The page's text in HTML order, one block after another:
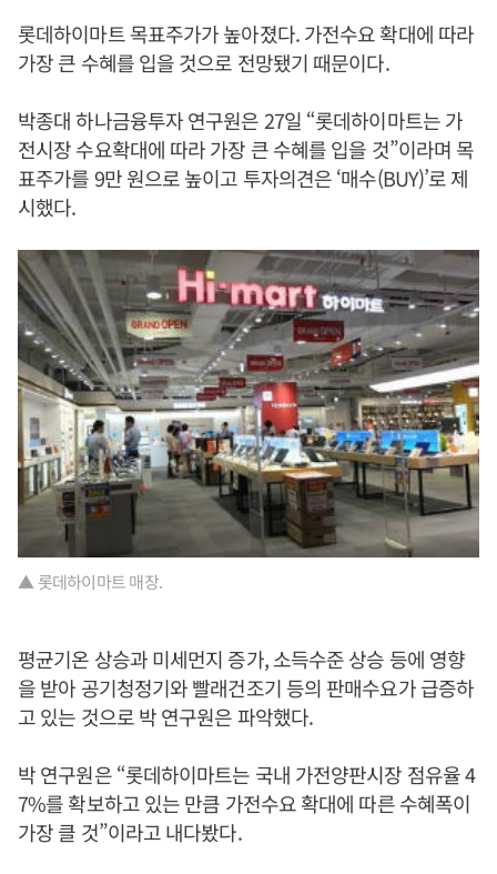
롯데하이마트 목표주가가 높아졌다. 가전수요 확대에 따라
가장 큰 수혜를 입을 것으로 전망됐기 때문이다.
박종대 하나금융투자 연구원은 27일 “롯데하이마트는 가
전시장 수요확대에 따라 가장 큰 수혜를 입을 것”이라며 목
표주가를 9만 원으로 높이고 투자의견은 ‘매수(BUY)’로 제
시했다.
▲ 롯데하이마트 매장.
평균기온 상승과 미세먼지 증가, 소득수준 상승 등에 영향
을 받아 공기청정기와 빨래건조기 등의 판매수요가 급증하
고 있는 것으로 박 연구원은 파악했다.
박 연구원은 “롯데하이마트는 국내 가전양판시장 점유율 4
7%를 확보하고 있는 만큼 가전수요 확대에 따른 수혜폭이
가장 클 것”이라고 내다봤다.